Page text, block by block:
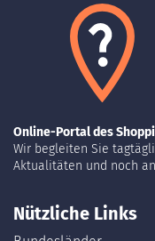
Online-Portal des
Wir begleiten Sie
Aktualitäten und noch
Nützliche Links